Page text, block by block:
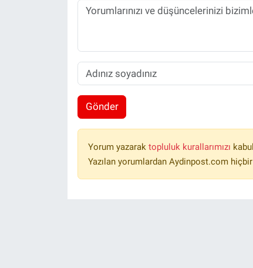
Gönder
Yorum yazarak topluluk kurallarımızı
Yazılan yorumlardan Aydinpost.com